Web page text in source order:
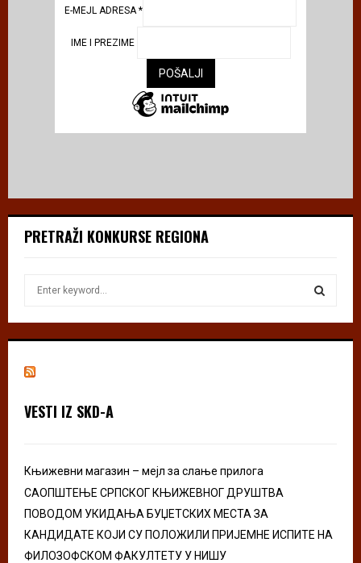
E-MEJL ADRESA*
IME I PREZIME
PRETRAŽI KONKURSE REGIONA
h
r
S
VESTI IZ SKD-A
Књижевни магазин – мејл за слање прилога
САОПШТЕЊЕ СРПСКОГ КЊИЖЕВНОГ ДРУШТВА
ПОВОДОМ УКИДАЊА БУЏЕТСКИХ МЕСТА ЗА
КАНДИДАТЕ КОЈИ СУ ПОЛОЖИЛИ ПРИЈЕМНЕ ИСПИТЕ НА
ФИЛОЗОФСКОМ ФАКУЛТЕТУ У НИШУ